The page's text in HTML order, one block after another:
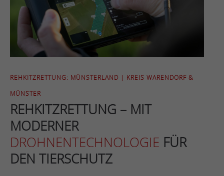
REHKITZRETTUNG: MÜNSTERLAND | KREIS WARENDORF &
MÜNSTER
REHKITZRETTUNG – MIT
MODERNER
DROHNENTECHNOLOGIE FÜR
DEN TIERSCHUTZ